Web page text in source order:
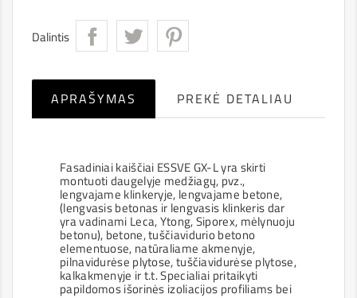
Dalintis
APRAŠYMAS PREKĖ DETALIAU
Fasadiniai kaiščiai ESSVE GX-L yra skirti
montuoti daugelyje medžiagų, pvz.,
lengvajame klinkeryje, lengvajame betone,
(lengvasis betonas ir lengvasis klinkeris dar
yra vadinami Leca, Ytong, Siporex, mėlynuoju
betonu), betone, tuščiavidurio betono
elementuose, natūraliame akmenyje,
pilnavidurėse plytose, tuščiavidurėse plytose,
kalkakmenyje ir t.t. Specialiai pritaikyti
papildomos išorinės izoliacijos profiliams bei